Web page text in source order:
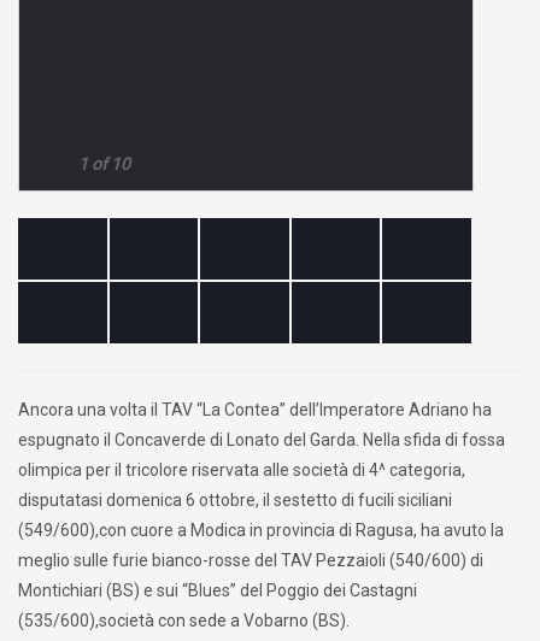
1 of 10
Ancora una volta il TAV “La Contea” dell’Imperatore Adriano ha
espugnato il Concaverde di Lonato del Garda. Nella sfida di fossa
olimpica per il tricolore riservata alle società di 4^ categoria,
disputatasi domenica 6 ottobre, il sestetto di fucili siciliani
(549/600),con cuore a Modica in provincia di Ragusa, ha avuto la
meglio sulle furie bianco-rosse del TAV Pezzaioli (540/600) di
Montichiari (BS) e sui “Blues” del Poggio dei Castagni
(535/600),società con sede a Vobarno (BS).